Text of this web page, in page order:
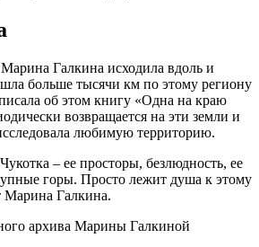
Галкина исходила вдоль и
больше тысячи км по этому региону
об этом книгу «Одна на краю
возвращается на эти земли и
любимую территорию.
– ее просторы, безлюдность, ее
горы. Просто лежит душа к этому
Марина Галкина.
архива Марины Галкиной